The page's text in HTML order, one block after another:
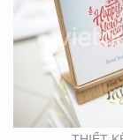
THIẾT KẾ VÀ
LỊCH